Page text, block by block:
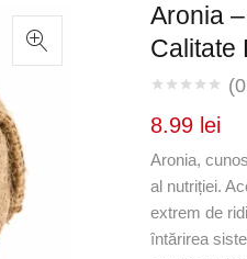
Aronia
Calitate
(0
8.99 lei
Aronia,
al nutriției.
extrem de
întărirea